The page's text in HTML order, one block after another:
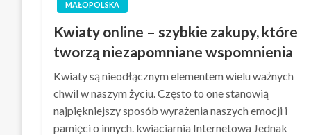
MAŁOPOLSKA
Kwiaty online – szybkie zakupy, które
tworzą niezapomniane wspomnienia
Kwiaty są nieodłącznym elementem wielu ważnych
chwil w naszym życiu. Często to one stanowią
najpiękniejszy sposób wyrażenia naszych emocji i
pamięci o innych. kwiaciarnia Internetowa Jednak